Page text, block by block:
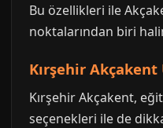
Bu özellikleri ile
noktalarından biri
Kırşehir
Kırşehir Akçakent,
seçenekleri ile de